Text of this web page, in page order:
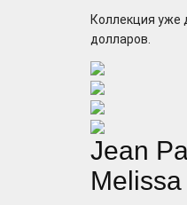
Коллекция уже
долларов.
Jean
Melissa